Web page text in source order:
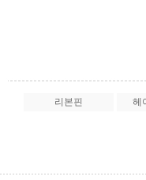
리본핀 헤